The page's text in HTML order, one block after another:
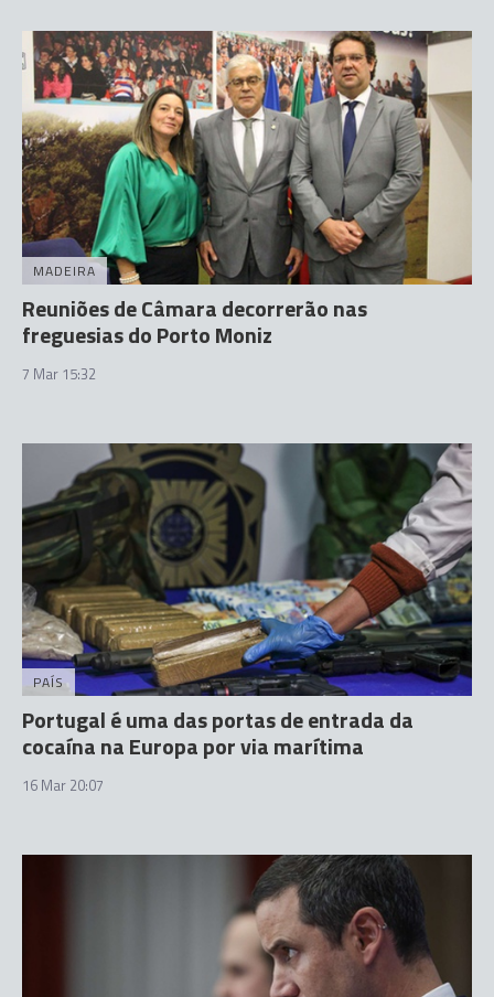
MADEIRA
Reuniões de Câmara decorrerão nas
freguesias do Porto Moniz
7 Mar 15:32
PAÍS
Portugal é uma das portas de entrada da
cocaína na Europa por via marítima
16 Mar 20:07